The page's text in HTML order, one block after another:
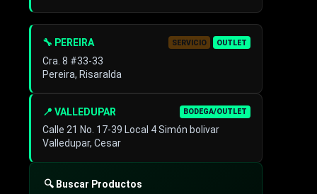
📍 VALLEDUPAR BODEGA/OUTLET
Calle 21 No. 17-39 Local 4 Simón bolivar
Valledupar, Cesar
🔧 PEREIRA SERVICIO OUTLET
Cra. 8 #33-33
Pereira, Risaralda
🔍 Buscar Productos